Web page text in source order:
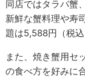
同店ではタラバ蟹
新鮮な蟹料理や寿
題は5,588円（税
また、焼き蟹用セ
の食べ方を好みに